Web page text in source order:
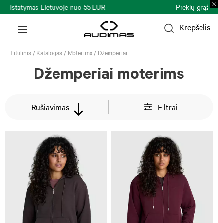
Prekių grąžinimas per 30 k. d.
Krepšelis
Titulinis / Katalogas / Moterims / Džemperiai
Džemperiai moterims
Rūšiavimas Filtrai